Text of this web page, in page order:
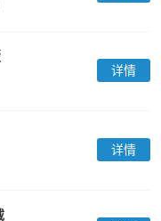
详情
详情